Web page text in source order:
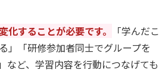
することが必要です。
「学んだこ
」「研修参加者同士でグループを
ど、学習内容を行動につなげても